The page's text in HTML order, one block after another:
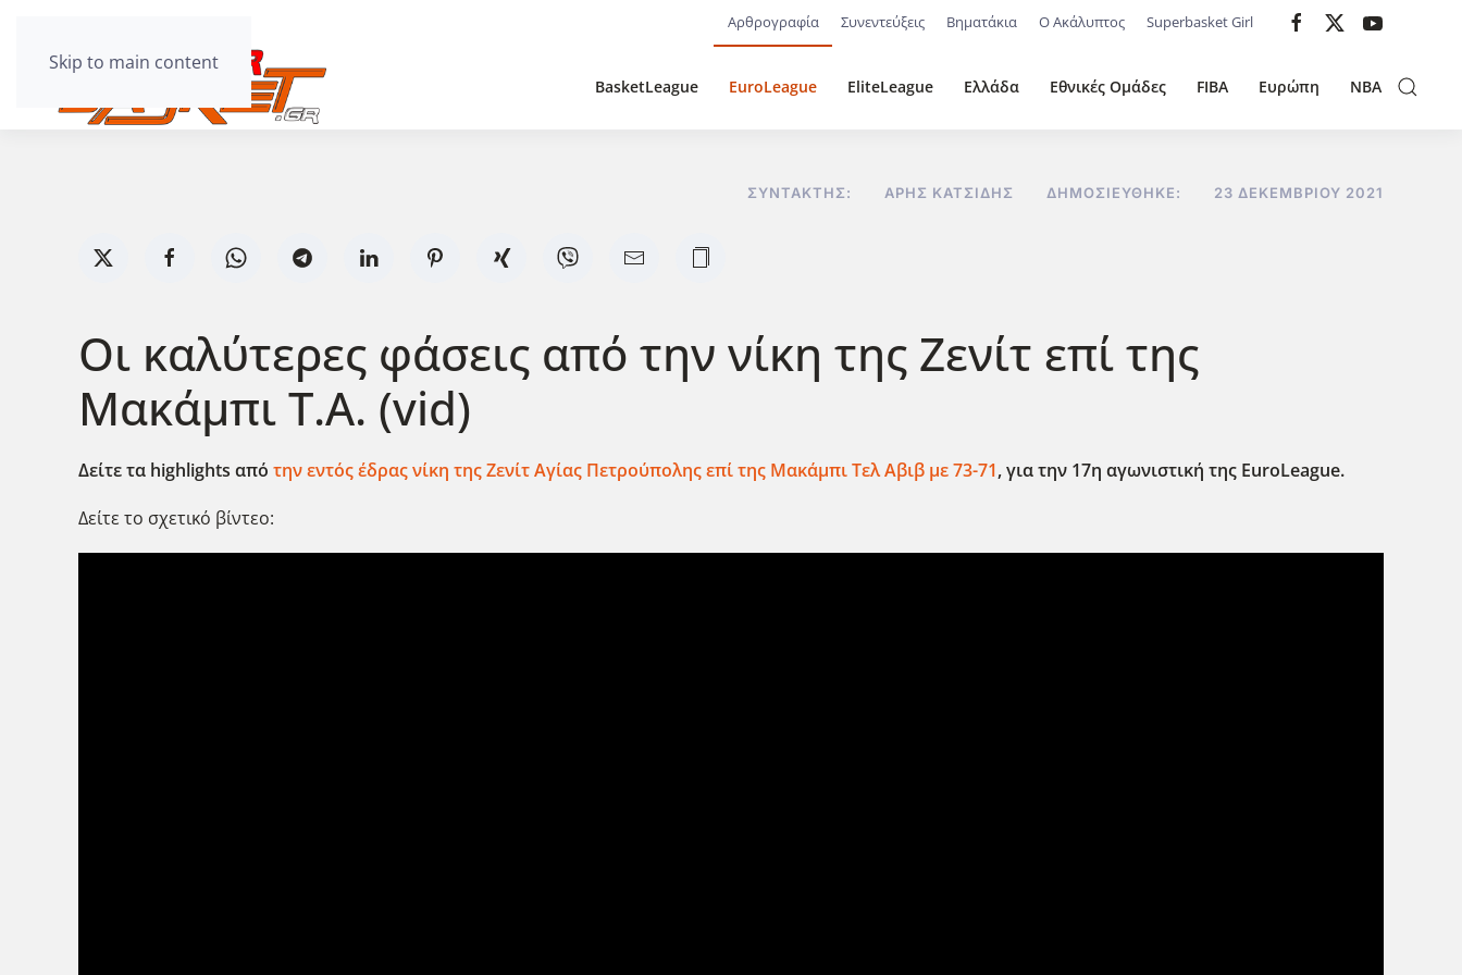
Skip to main content
Αρθρογραφία Συνεντεύξεις Βηματάκια Ο Ακάλυπτος Superbasket Girl
BasketLeague EuroLeague EliteLeague Ελλάδα Εθνικές Ομάδες FIBA Ευρώπη NBA
ΣΥΝΤΆΚΤΗΣ: ΆΡΗΣ ΚΑΤΣΊΔΗΣ ΔΗΜΟΣΙΕΎΘΗΚΕ: 23 ΔΕΚΕΜΒΡΊΟΥ 2021
Οι καλύτερες φάσεις από την νίκη της Ζενίτ επί της
Μακάμπι Τ.Α. (vid)
Δείτε τα highlights από την εντός έδρας νίκη της Ζενίτ Αγίας Πετρούπολης επί της Μακάμπι Τελ Αβιβ με 73-71, για την 17η αγωνιστική της EuroLeague.
Δείτε το σχετικό βίντεο: